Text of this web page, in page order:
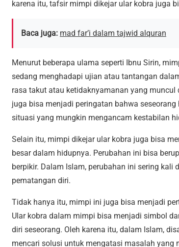
karena itu, tafsir mimpi dikejar ular kobra juga
Baca juga: mad far’i dalam tajwid alquran
Menurut beberapa ulama seperti Ibnu Sirin,
sedang menghadapi ujian atau tantangan
rasa takut atau ketidaknyamanan yang
juga bisa menjadi peringatan bahwa
situasi yang mungkin mengancam kestabilan
Selain itu, mimpi dikejar ular kobra juga bisa
besar dalam hidupnya. Perubahan ini bisa
berpikir. Dalam Islam, perubahan ini sering
pematangan diri.
Tidak hanya itu, mimpi ini juga bisa menjadi
Ular kobra dalam mimpi bisa menjadi simbol
diri seseorang. Oleh karena itu, dalam Islam,
mencari solusi untuk mengatasi masalah yang